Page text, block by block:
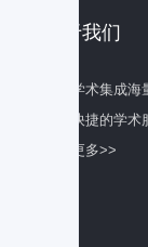
关于我们
百度学术集成
全面快捷的学
了解更多>>